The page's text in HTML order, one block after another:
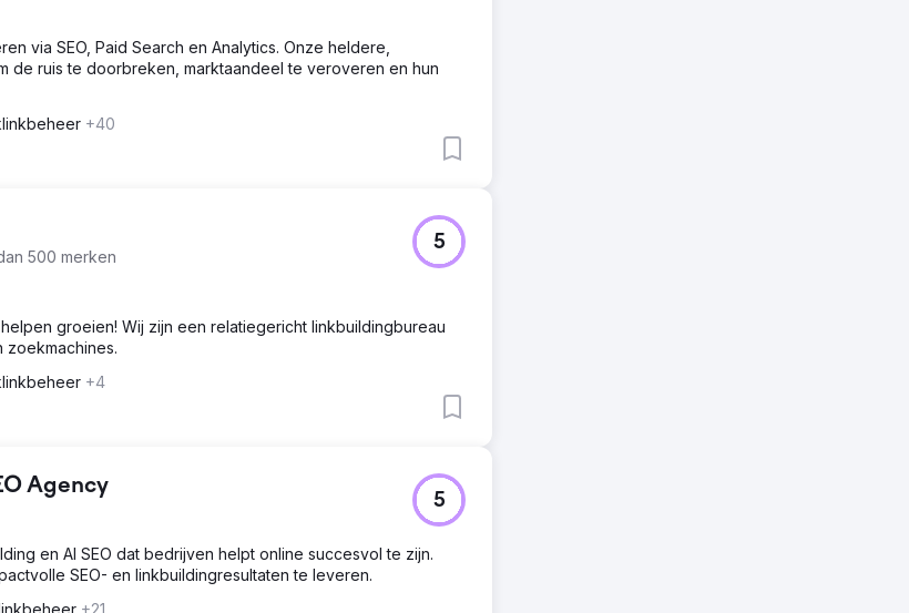
via SEO, Paid Search en Analytics. Onze heldere,
de ruis te doorbreken, marktaandeel te veroveren en hun
+40
500 merken
5
groeien! Wij zijn een relatiegericht linkbuildingbureau
+4
Agency
5
en AI SEO dat bedrijven helpt online succesvol te zijn.
SEO- en linkbuildingresultaten te leveren.
+21